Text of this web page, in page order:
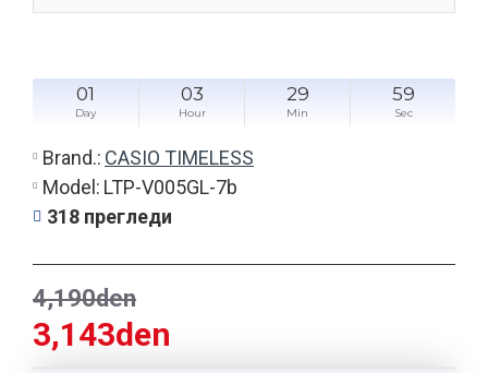
01
Day
03
Hour
29
Min
59
Sec
4,190den
3,143den
Brand.: CASIO TIMELESS
Model: LTP-V005GL-7b
318 прегледи